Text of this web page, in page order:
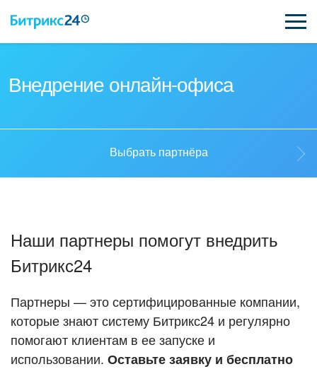
ПОЛУЧИТЬ БЕСПЛАТНО
ВХОД
ВХОД
Внедрение онлайн-офиса
Стать партнёром
Кейсы партнеров
Смотреть видеокейсы
Выбрать партнёра
Наши партнеры помогут внедрить
Битрикс24
Партнеры — это сертифицированные компании,
которые знают систему Битрикс24 и регулярно
помогают клиентам в ее запуске и
использовании. Оставьте заявку и бесплатно